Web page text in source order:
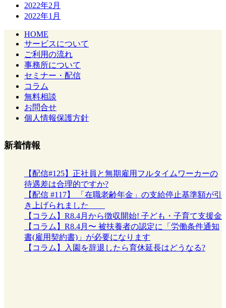
2022年2月
2022年1月
HOME
サービスについて
ご利用の流れ
事務所について
セミナー・配信
コラム
無料相談
お問合せ
個人情報保護方針
新着情報
【配信#125】正社員と無期雇用フルタイムワーカーの
待遇差は合理的ですか?
【配信 #117】 「在職老齢年金」の支給停止基準額が引
き上げられました
【コラム】R8.4月から徴収開始! 子ども・子育て支援金
【コラム】R8.4月〜 被扶養者の認定に「労働条件通知
書(雇用契約書)」が必要になります
【コラム】入園を辞退したら育休延長はどうなる?